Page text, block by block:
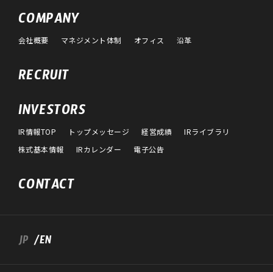
COMPANY
会社概要 マネジメント体制 オフィス 沿革
RECRUIT
INVESTORS
IR情報TOP トップメッセージ 経営成績
IRライブラリ
株式基本情報
IRカレンダー 電子公告
CONTACT
JP /EN